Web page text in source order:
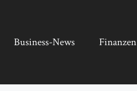
Business-News Finanzen